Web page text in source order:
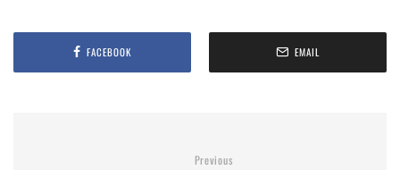
FACEBOOK EMAIL
Previous